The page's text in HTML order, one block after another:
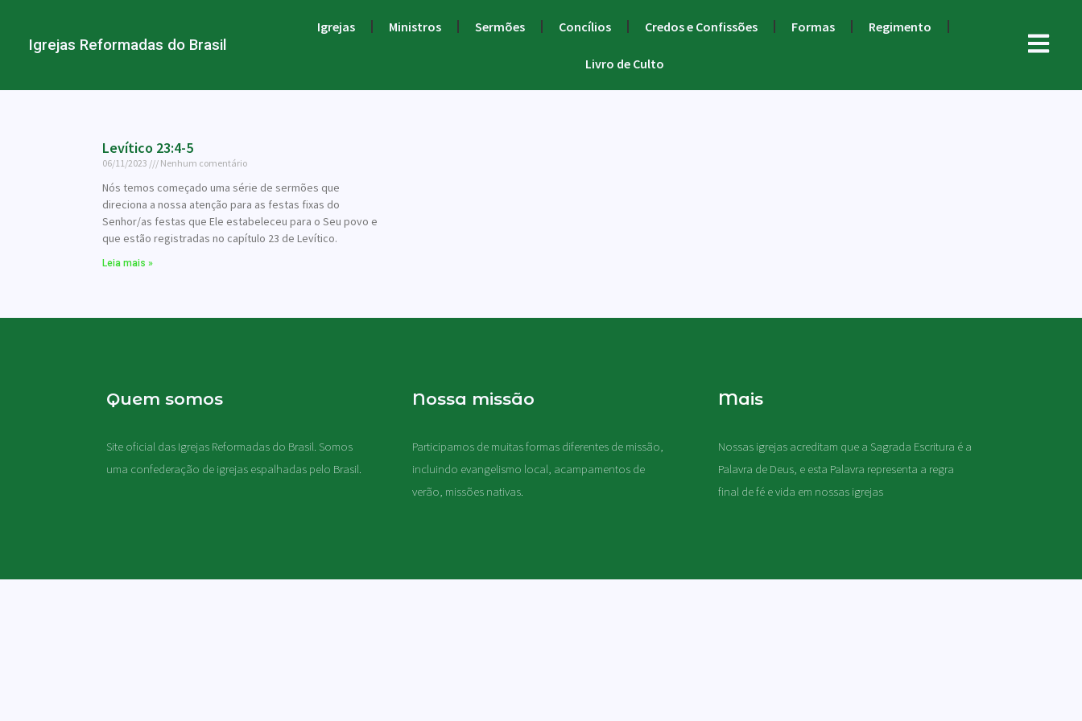
Igrejas Reformadas do Brasil
Igrejas Ministros Sermões Concílios Credos e Confissões Formas Regimento
Livro de Culto
Levítico 23:4-5
06/11/2023 Nenhum comentário
Nós temos começado uma série de sermões que
direciona a nossa atenção para as festas fixas do
Senhor/as festas que Ele estabeleceu para o Seu povo e
que estão registradas no capítulo 23 de Levítico.
Leia mais »
Quem somos
Site oficial das Igrejas Reformadas do Brasil. Somos
uma confederação de igrejas espalhadas pelo Brasil.
Nossa missão
Participamos de muitas formas diferentes de missão,
incluindo evangelismo local, acampamentos de
verão, missões nativas.
Mais
Nossas igrejas acreditam que a Sagrada Escritura é a
Palavra de Deus, e esta Palavra representa a regra
final de fé e vida em nossas igrejas